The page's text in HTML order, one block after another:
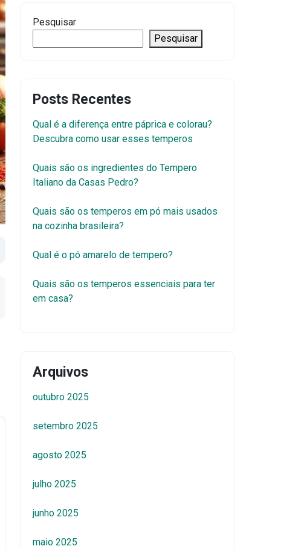
Pesquisar
Pesquisar
Posts Recentes
Qual é a diferença entre páprica e colorau?
Descubra como usar esses temperos
Quais são os ingredientes do Tempero
Italiano da Casas Pedro?
Quais são os temperos em pó mais usados
na cozinha brasileira?
Qual é o pó amarelo de tempero?
Quais são os temperos essenciais para ter
em casa?
Arquivos
outubro 2025
setembro 2025
agosto 2025
julho 2025
junho 2025
maio 2025